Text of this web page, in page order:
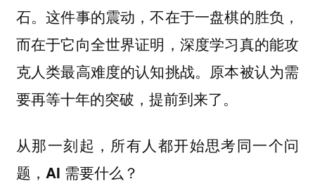
石。这件事的震动，不在于一盘棋的胜负，
而在于它向全世界证明，深度学习真的能攻
克人类最高难度的认知挑战。原本被认为需
要再等十年的突破，提前到来了。
从那一刻起，所有人都开始思考同一个问
题，AI 需要什么？